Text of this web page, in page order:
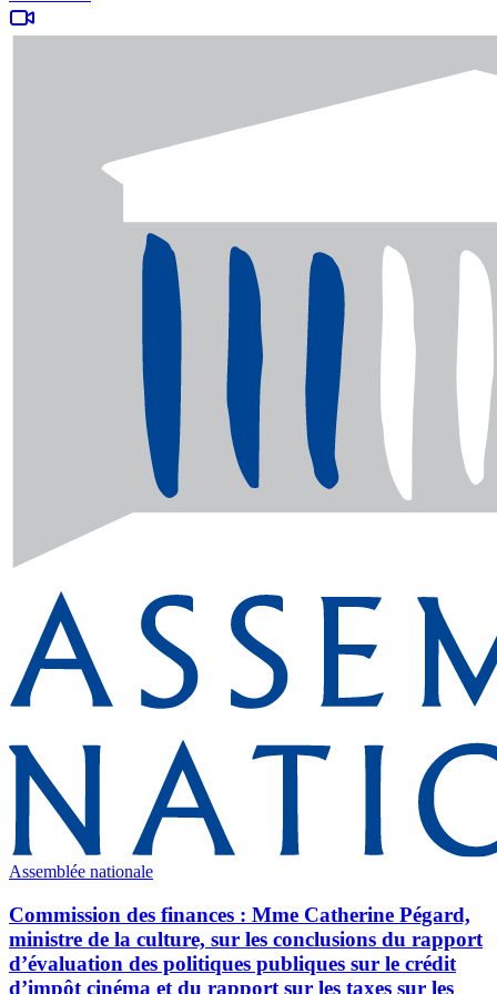
Assemblée nationale
Commission des finances : Mme Catherine Pégard,
ministre de la culture, sur les conclusions du rapport
d’évaluation des politiques publiques sur le crédit
d’impôt cinéma et du rapport sur les taxes sur les